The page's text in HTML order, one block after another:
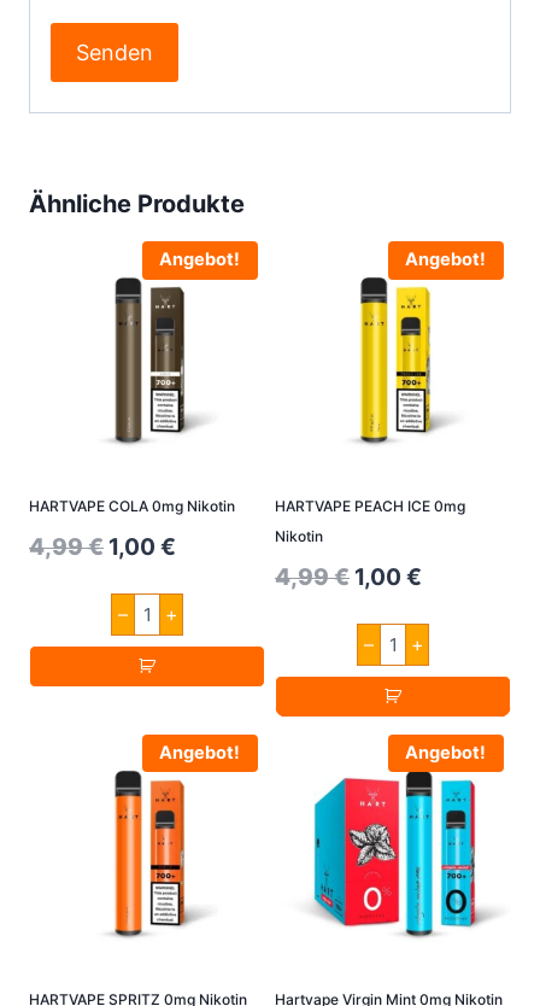
Ähnliche Produkte
Angebot!
HARTVAPE COLA 0mg Nikotin
4,99€ Original
was:
4,99 €.
1,00 €
is:
1,00 €.
–
HARTVAPE
COLA
0mg
Nikotin
Menge
+
Angebot!
HARTVAPE PEACH ICE 0mg
Nikotin
4,99€ Original
was:
4,99 €.
1,00 €
is:
1,00 €.
–
HARTVAPE
PEACH
ICE
0mg
Nikotin
Menge
+
Angebot!
HARTVAPE SPRITZ 0mg Nikotin
Angebot!
Hartvape Virgin Mint 0mg Nikotin